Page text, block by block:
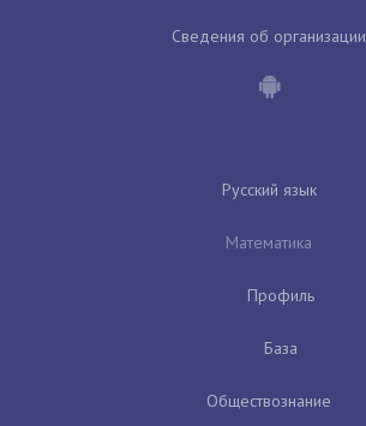
Сведения об организации
Русский язык
Математика
Профиль
База
Обществознание